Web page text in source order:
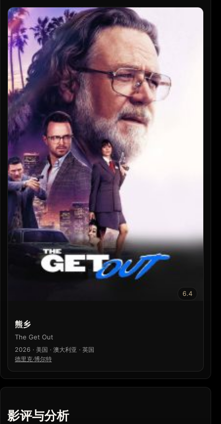
6.4
熊乡
The Get Out
2026 · 美国 · 澳大利亚 · 英国
德里克·博尔特
影评与分析